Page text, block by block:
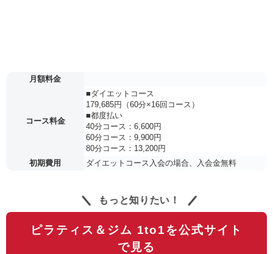
月額料金
コース料金
■ダイエットコース
179,685円（60分×16回コース）
■都度払い
40分コース：6,600円
60分コース：9,900円
80分コース：13,200円
初期費用
ダイエットコース入会の場合、入会金無料
もっと知りたい！
ピラティス＆ジム 1to1を公式サイト
で見る